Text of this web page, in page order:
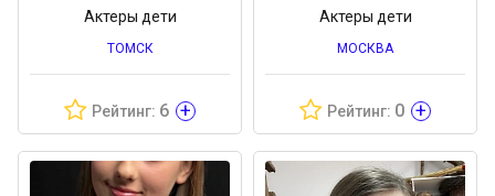
Актеры дети
ТОМСК
Рейтинг: 6 +
Актеры дети
МОСКВА
Рейтинг: 0 +